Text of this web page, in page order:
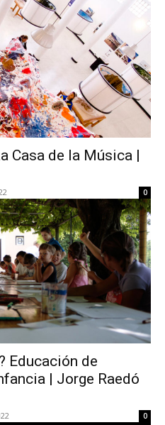
Casa de la Música |
0
Educación de
| Jorge Raedó
0